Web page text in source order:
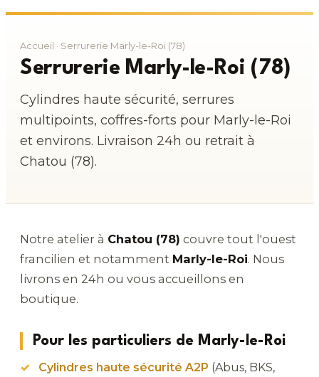
Accueil · Serrurerie Marly-le-Roi (78)
Serrurerie Marly-le-Roi (78)
Cylindres haute sécurité, serrures
multipoints, coffres-forts pour Marly-le-Roi
et environs. Livraison 24h ou retrait à
Chatou (78).
Notre atelier à Chatou (78) couvre tout l'ouest
francilien et notamment Marly-le-Roi. Nous
livrons en 24h ou vous accueillons en
boutique.
Pour les particuliers de Marly-le-Roi
Cylindres haute sécurité A2P (Abus, BKS,